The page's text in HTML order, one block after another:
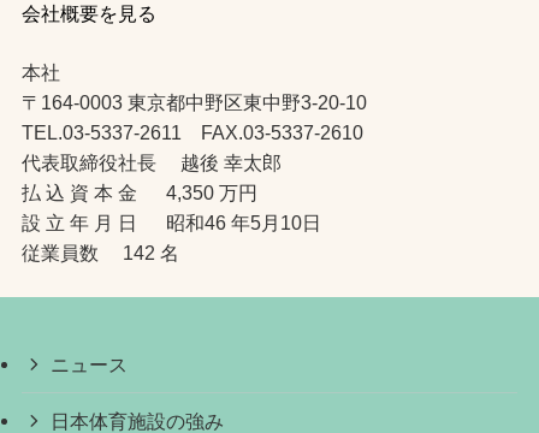
会社概要を見る
本社
〒164-0003 東京都中野区東中野3-20-10
TEL.03-5337-2611 FAX.03-5337-2610
代表取締役社長 越後 幸太郎
払 込 資 本 金 4,350 万円
設 立 年 月 日 昭和46 年5月10日
従業員数 142 名
ニュース
日本体育施設の強み